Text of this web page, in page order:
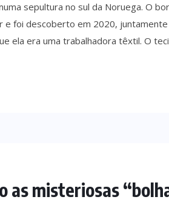
sepultura no sul da Noruega. O
e foi descoberto em 2020,
ela era uma trabalhadora têxtil. O
as misteriosas